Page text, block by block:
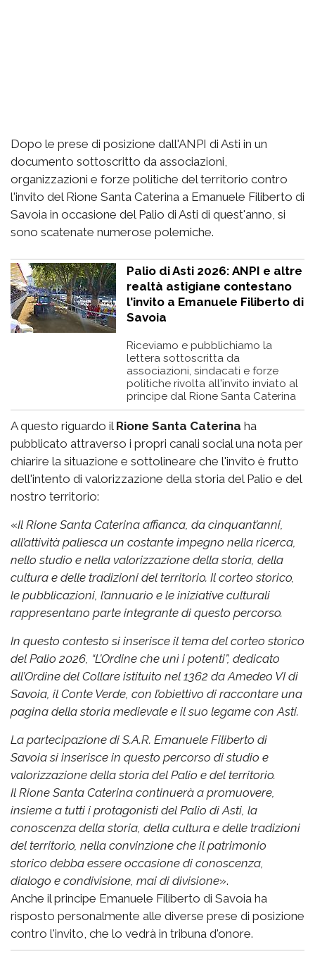
Dopo le prese di posizione dall'ANPI di Asti in un
documento sottoscritto da associazioni,
organizzazioni e forze politiche del territorio contro
l'invito del Rione Santa Caterina a Emanuele Filiberto di
Savoia in occasione del Palio di Asti di quest'anno, si
sono scatenate numerose polemiche.
Palio di Asti 2026: ANPI e altre
realtà astigiane contestano
l'invito a Emanuele Filiberto di
Savoia
Riceviamo e pubblichiamo la
lettera sottoscritta da
associazioni, sindacati e forze
politiche rivolta all'invito inviato al
principe dal Rione Santa Caterina
A questo riguardo il Rione Santa Caterina ha
pubblicato attraverso i propri canali social una nota per
chiarire la situazione e sottolineare che l'invito è frutto
dell'intento di valorizzazione della storia del Palio e del
nostro territorio:
«Il Rione Santa Caterina affianca, da cinquant’anni,
all’attività paliesca un costante impegno nella ricerca,
nello studio e nella valorizzazione della storia, della
cultura e delle tradizioni del territorio. Il corteo storico,
le pubblicazioni, l’annuario e le iniziative culturali
rappresentano parte integrante di questo percorso.
In questo contesto si inserisce il tema del corteo storico
del Palio 2026, “L’Ordine che unì i potenti”, dedicato
all’Ordine del Collare istituito nel 1362 da Amedeo VI di
Savoia, il Conte Verde, con l’obiettivo di raccontare una
pagina della storia medievale e il suo legame con Asti.
La partecipazione di S.A.R. Emanuele Filiberto di
Savoia si inserisce in questo percorso di studio e
valorizzazione della storia del Palio e del territorio.
Il Rione Santa Caterina continuerà a promuovere,
insieme a tutti i protagonisti del Palio di Asti, la
conoscenza della storia, della cultura e delle tradizioni
del territorio, nella convinzione che il patrimonio
storico debba essere occasione di conoscenza,
dialogo e condivisione, mai di divisione».
Anche il principe Emanuele Filiberto di Savoia ha
risposto personalmente alle diverse prese di posizione
contro l'invito, che lo vedrà in tribuna d'onore.